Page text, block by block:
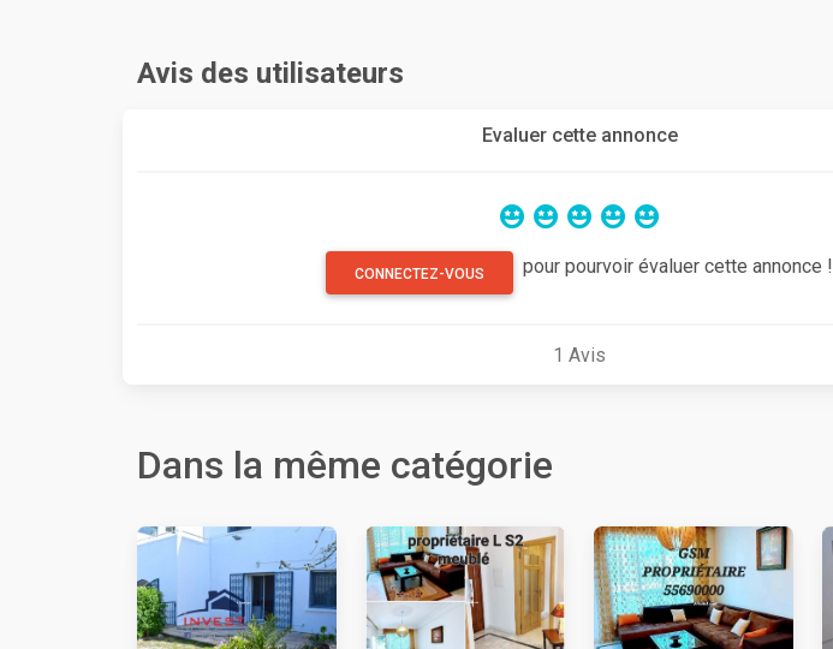
Avis des utilisateurs
Evaluer cette annonce
CONNECTEZ-VOUS pour pourvoir évaluer cette annonce !
1 Avis
Dans la même catégorie